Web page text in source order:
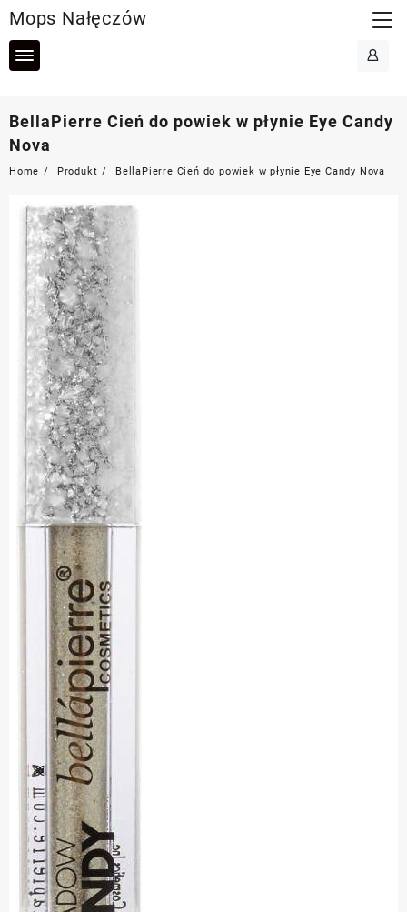
to
content
Mops Nałęczów
BellaPierre Cień do powiek w płynie Eye Candy
Nova
Home Produkt BellaPierre Cień do powiek w płynie Eye Candy Nova